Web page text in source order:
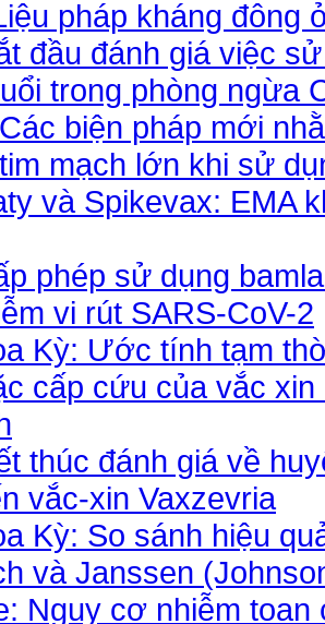
pháp kháng đông
đầu đánh giá việc
trong phòng ngừa
biện pháp mới
mạch lớn khi sử
và Spikevax: EMA
phép sử dụng
vi rút SARS-CoV-2
Kỳ: Ước tính tạm
cấp cứu của vắc
thúc đánh giá về
vắc-xin Vaxzevria
Kỳ: So sánh hiệu
và Janssen
Nguy cơ nhiễm